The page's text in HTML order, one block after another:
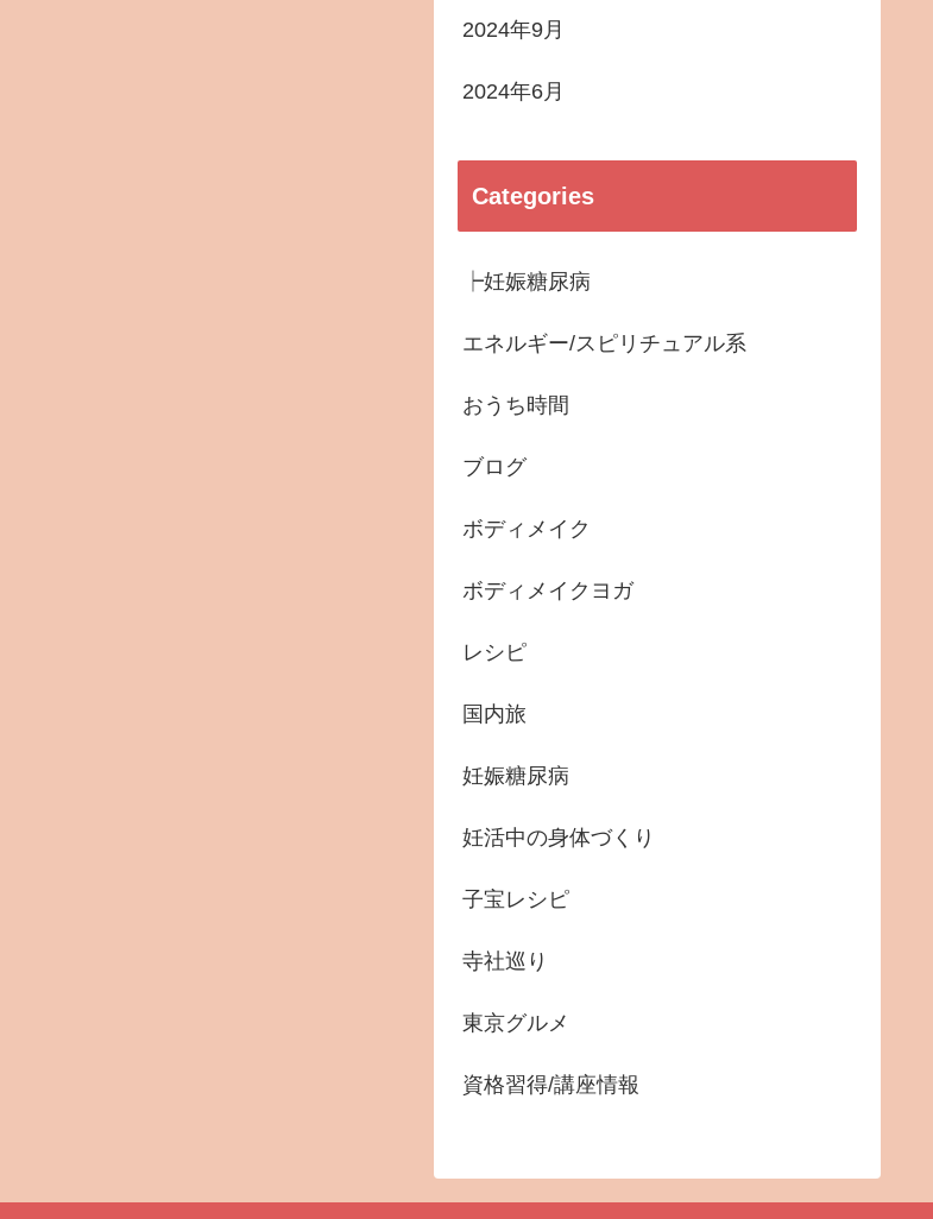
2024年9月
2024年6月
Categories
┝妊娠糖尿病
エネルギー/スピリチュアル系
おうち時間
ブログ
ボディメイク
ボディメイクヨガ
レシピ
国内旅
妊娠糖尿病
妊活中の身体づくり
子宝レシピ
寺社巡り
東京グルメ
資格習得/講座情報